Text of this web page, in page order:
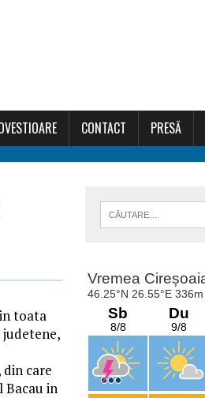
CONTACT PRESĂ
toata
care
Bacau in